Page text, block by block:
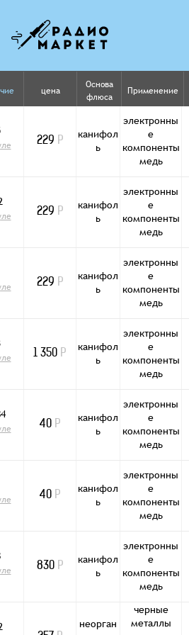
цена
Основа
флюса
Применение
229 Р
канифол
ь
электронны
е
компоненты
медь
229 Р
канифол
ь
электронны
е
компоненты
медь
229 Р
канифол
ь
электронны
е
компоненты
медь
1 350 Р
канифол
ь
электронны
е
компоненты
медь
40 Р
канифол
ь
электронны
е
компоненты
медь
40 Р
канифол
ь
электронны
е
компоненты
медь
830 Р
канифол
ь
электронны
е
компоненты
медь
неорган
черные
металлы